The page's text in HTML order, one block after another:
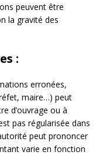
peuvent être
la gravité des
:
erronées,
maire…) peut
d’ouvrage ou à
pas régularisée dans
peut prononcer
varie en fonction